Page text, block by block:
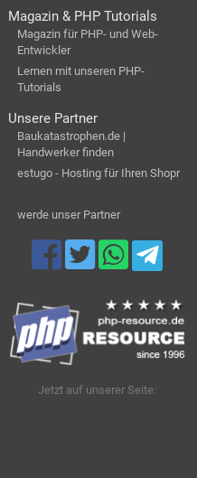
Magazin & PHP Tutorials
Magazin für PHP- und Web-
Entwickler
Lernen mit unseren PHP-
Tutorials
Unsere Partner
Baukatastrophen.de |
Handwerker finden
estugo - Hosting für Ihren Shopr
werde unser Partner
Jetzt auf unserer Seite: